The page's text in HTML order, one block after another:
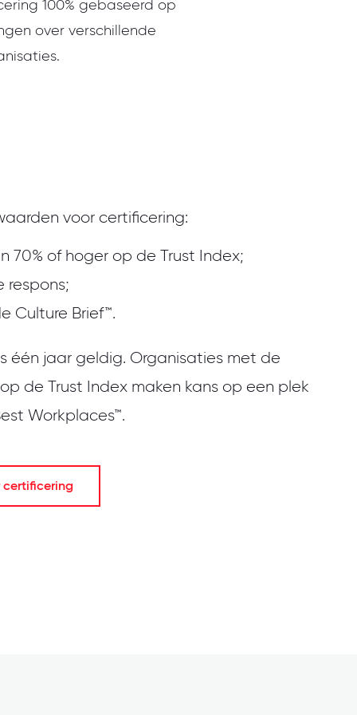
100% gebaseerd op
over verschillende
voor certificering:
70% of hoger op de Trust Index;
respons;
Culture Brief™.
één jaar geldig. Organisaties met de
de Trust Index maken kans op een plek
Workplaces™.
certificering